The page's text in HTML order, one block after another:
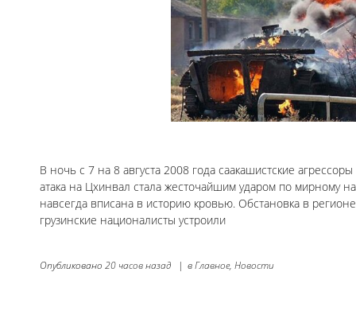
В ночь с 7 на 8 августа 2008 года саакашистские
атака на Цхинвал стала жесточайшим ударом по мирному
навсегда вписана в историю кровью. Обстановка в
грузинские националисты устроили
Опубликовано 20 часов назад | вГлавное, Новости